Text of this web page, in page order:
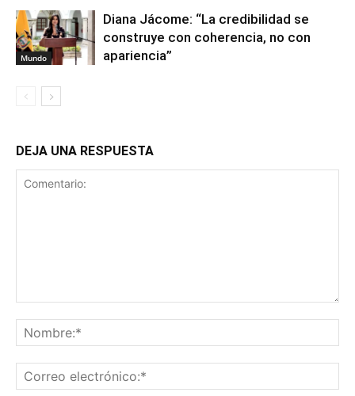
Mundo
Diana Jácome: “La credibilidad se
construye con coherencia, no con
apariencia”
DEJA UNA RESPUESTA